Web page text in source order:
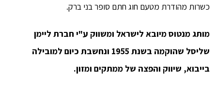
כשרות מהודרת מטעם חוג חתם סופר בני ברק.
מותג מנטוס מיובא לישראל ומשווק ע"י חברת ליימן
שליסל שהוקמה בשנת 1955 ונחשבת כיום למובילה
בייבוא, שיווק והפצה של ממתקים ומזון.